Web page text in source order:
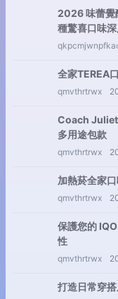
2026 味蕾覺
種驚喜口味
全家TEREA
qmvthrtrwx
Coach Juliet
多用途包款
qmvthrtrwx
加熱菸全家
qmvthrtrwx
保護您的
性
qmvthrtrwx
打造日常穿